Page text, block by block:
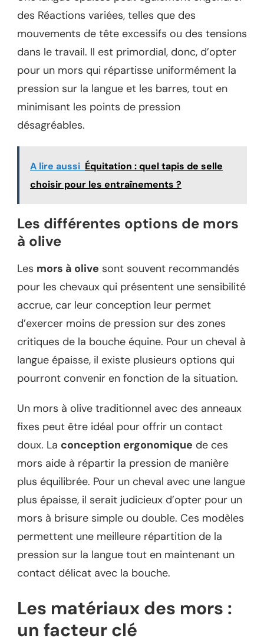
des Réactions variées, telles que des
mouvements de tête excessifs ou des tensions
dans le travail. Il est primordial, donc, d’opter
pour un mors qui répartisse uniformément la
pression sur la langue et les barres, tout en
minimisant les points de pression
désagréables.
A lire aussi Équitation : quel tapis de selle
choisir pour les entraînements ?
Les différentes options de mors
à olive
Les mors à olive sont souvent recommandés
pour les chevaux qui présentent une sensibilité
accrue, car leur conception leur permet
d’exercer moins de pression sur des zones
critiques de la bouche équine. Pour un cheval à
langue épaisse, il existe plusieurs options qui
pourront convenir en fonction de la situation.
Un mors à olive traditionnel avec des anneaux
fixes peut être idéal pour offrir un contact
doux. La conception ergonomique de ces
mors aide à répartir la pression de manière
plus équilibrée. Pour un cheval avec une langue
plus épaisse, il serait judicieux d’opter pour un
mors à brisure simple ou double. Ces modèles
permettent une meilleure répartition de la
pression sur la langue tout en maintenant un
contact délicat avec la bouche.
Les matériaux des mors :
un facteur clé